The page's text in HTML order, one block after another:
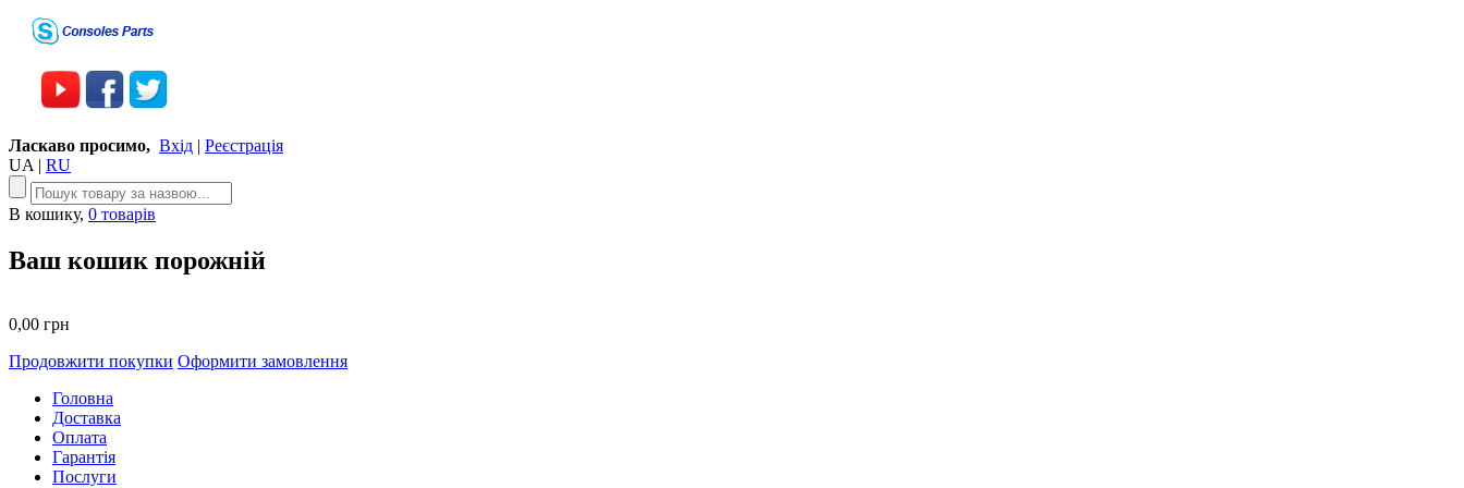
Ласкаво просимо, Вхід | Реєстрація
UA | RU
В кошику, 0 товарів
Ваш кошик порожній
0,00 грн
Продовжити покупки Оформити замовлення
Головна
Доставка
Оплата
Гарантія
Послуги